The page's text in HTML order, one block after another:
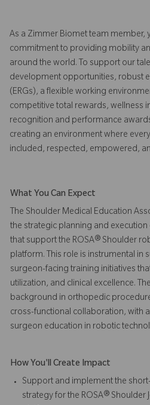
As a Zimmer Biomet team member,
commitment to providing mobility
around the world. To support our
development opportunities, robust
(ERGs), a flexible working
competitive total rewards, wellness
recognition and performance
creating an environment where
included, respected, empowered,
What You Can Expect
The Shoulder Medical Education
the strategic planning and
that support the ROSA® Shoulder
platform. This role is instrumental in
surgeon-facing training initiatives
utilization, and clinical excellence.
background in orthopedic
cross-functional collaboration, with
surgeon education in robotic
How You'll Create Impact
Support and implement the
strategy for the ROSA® Shoulder